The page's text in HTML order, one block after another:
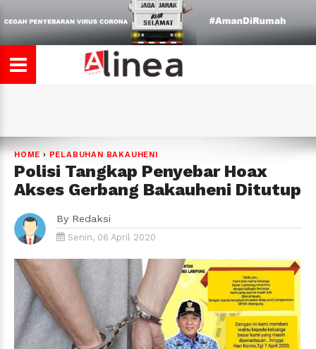
HOME › PELABUHAN BAKAUHENI
Polisi Tangkap Penyebar Hoax
Akses Gerbang Bakauheni Ditutup
By Redaksi
Senin, 06 April 2020